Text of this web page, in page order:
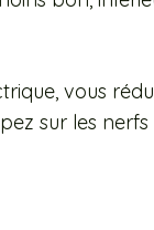
vous
sur les